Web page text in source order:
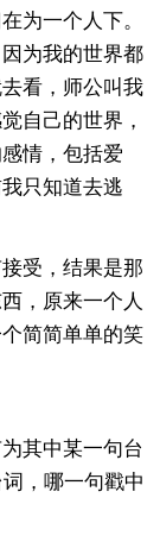
为一个人下。
为我的世界都
看，师公叫我
自己的世界，
情，包括爱
只知道去逃
受，结果是那
，原来一个人
简简单单的笑
其中某一句台
，哪一句戳中